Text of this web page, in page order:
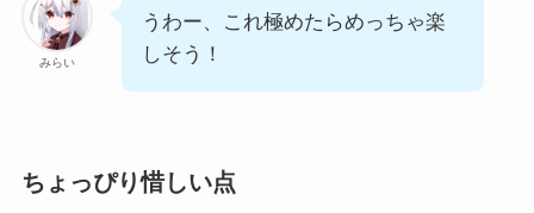
みらい
うわー、これ極めたらめっちゃ楽
しそう！
ちょっぴり惜しい点